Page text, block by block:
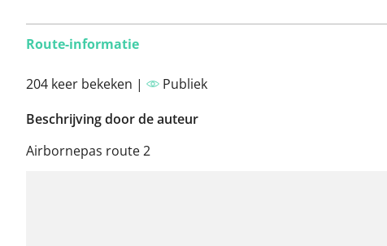
Route-informatie
204 keer bekeken |
Publiek
Beschrijving door de auteur
Airbornepas route 2